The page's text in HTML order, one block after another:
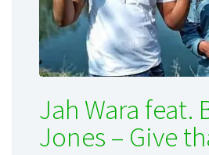
Jah Wara feat.
Jones – Give